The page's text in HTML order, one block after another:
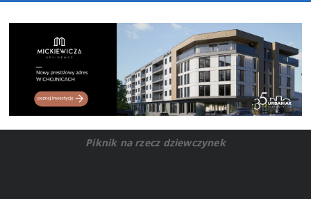
Piknik na rzecz dziewczynek